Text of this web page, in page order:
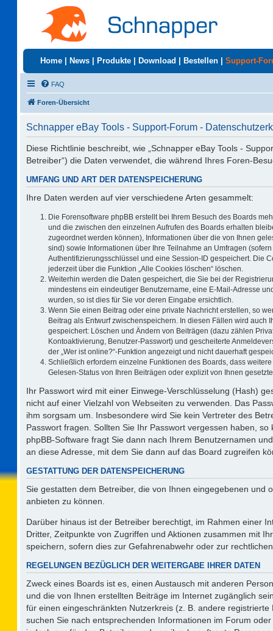
Home News Produkte Download Bestellen Support-
FAQ
Foren-Übersicht
Schnapper eBay Tools - Support-Forum -
Diese Richtlinie beschreibt, wie „Schnapper eBay Tools -
Betreiber“) die Daten verwendet, die während Ihres Foren-
UMFANG UND ART DER DATENSPEICHERUNG
Ihre Daten werden auf vier verschiedene Arten gesammelt:
Die Forensoftware phpBB erstellt bei Ihrem Besuch des Boards
und die zwischen den einzelnen Aufrufen des Boards erhalten
zugeordnet werden können), Informationen über die von Ihnen
sind) sowie Informationen über Ihre Teilnahme an Umfragen
Authentifizierungsschlüssel und eine Session-ID gespeichert. Die
jederzeit über die Funktion „Alle Cookies löschen“ löschen.
Weiterhin werden die Daten gespeichert, die Sie bei der
mindestens ein eindeutiger Benutzername, eine E-Mail-Adresse
wurden, so ist dies für Sie vor deren Eingabe ersichtlich.
Wenn Sie einen Beitrag oder eine private Nachricht erstellen, so
Beitrag als Entwurf zwischenspeichern. In diesen Fällen wird
gespeichert: Löschen und Ändern von Beiträgen (dazu zählen
Kontoaktivierung, Benutzer-Passwort) und gescheiterte
der „Wer ist online?“-Funktion angezeigt und nicht dauerhaft
Schließlich erfordern einzelne Funktionen des Boards, dass
Gelesen-Status von Ihren Beiträgen oder explizit von Ihnen
Ihr Passwort wird mit einer Einwege-Verschlüsselung (Hash)
nicht auf einer Vielzahl von Webseiten zu verwenden. Das
ihm sorgsam um. Insbesondere wird Sie kein Vertreter des
Passwort fragen. Sollten Sie Ihr Passwort vergessen haben,
phpBB-Software fragt Sie dann nach Ihrem Benutzernamen
an diese Adresse, mit dem Sie dann auf das Board zugreifen
GESTATTUNG DER DATENSPEICHERUNG
Sie gestatten dem Betreiber, die von Ihnen eingegebenen
anbieten zu können.
Darüber hinaus ist der Betreiber berechtigt, im Rahmen einer
Dritter, Zeitpunkte von Zugriffen und Aktionen zusammen mit
speichern, sofern dies zur Gefahrenabwehr oder zur
REGELUNGEN BEZÜGLICH DER WEITERGABE IHRER DATEN
Zweck eines Boards ist es, einen Austausch mit anderen
und die von Ihnen erstellten Beiträge im Internet zugänglich
für einen eingeschränkten Nutzerkreis (z. B. andere
suchen Sie nach entsprechenden Informationen im Forum